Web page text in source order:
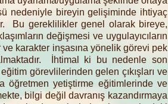
nedeniyle bireyin gelişiminde ihtiyaç
Bu gereklilikler genel olarak bireye,
değişmesi ve uygulayıcıların
karakter inşasına yönelik görevi pek
İhtimal ki bu nedenle son
görevlilerinden gelen çıkışları ve
öğretmen yetiştirme eğitimlerinde ve
bilgi değil davranış kazandırmaya